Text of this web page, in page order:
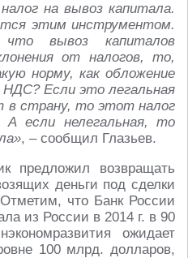
на вывоз капитала.
этим инструментом.
вывоз капиталов
от налогов, то,
норму, как обложение
Если это легальная
в страну, то этот налог
если нелегальная, то
, – сообщил Глазьев.
предложил возвращать
деньги под сделки
что Банк России
из России в 2014 г. в 90
ожидает
100 млрд. долларов,